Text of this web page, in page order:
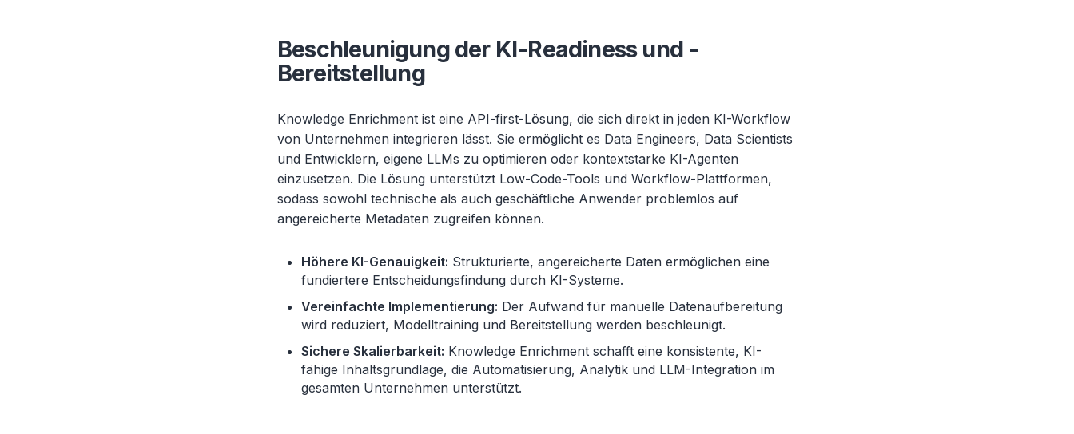
Beschleunigung der KI-Readiness und -
Bereitstellung
Knowledge Enrichment ist eine API-first-Lösung, die sich direkt in jeden KI-Workflow
von Unternehmen integrieren lässt. Sie ermöglicht es Data Engineers, Data Scientists
und Entwicklern, eigene LLMs zu optimieren oder kontextstarke KI-Agenten
einzusetzen. Die Lösung unterstützt Low-Code-Tools und Workflow-Plattformen,
sodass sowohl technische als auch geschäftliche Anwender problemlos auf
angereicherte Metadaten zugreifen können.
Höhere KI-Genauigkeit: Strukturierte, angereicherte Daten ermöglichen eine
fundiertere Entscheidungsfindung durch KI-Systeme.
Vereinfachte Implementierung: Der Aufwand für manuelle Datenaufbereitung
wird reduziert, Modelltraining und Bereitstellung werden beschleunigt.
Sichere Skalierbarkeit: Knowledge Enrichment schafft eine konsistente, KI-
fähige Inhaltsgrundlage, die Automatisierung, Analytik und LLM-Integration im
gesamten Unternehmen unterstützt.